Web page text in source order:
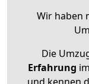
Wir haben
Die
Erfahrung